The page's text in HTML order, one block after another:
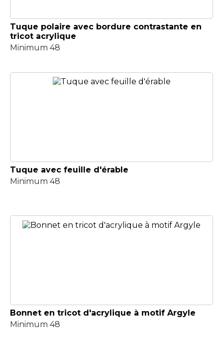
Tuque polaire avec bordure contrastante en
tricot acrylique
Minimum 48
Tuque avec feuille d'érable
Minimum 48
Bonnet en tricot d'acrylique à motif Argyle
Minimum 48